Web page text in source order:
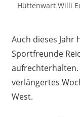
Hüttenwart Willi
Auch dieses Jahr
Sportfreunde
aufrechterhalten.
verlängertes
West.